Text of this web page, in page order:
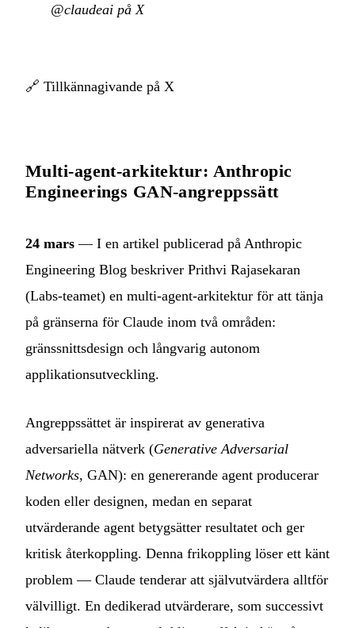
@claudeai på X
🔗 Tillkännagivande på X
Multi-agent-arkitektur: Anthropic
Engineerings GAN-angreppssätt
24 mars — I en artikel publicerad på Anthropic
Engineering Blog beskriver Prithvi Rajasekaran
(Labs-teamet) en multi-agent-arkitektur för att tänja
på gränserna för Claude inom två områden:
gränssnittsdesign och långvarig autonom
applikationsutveckling.
Angreppssättet är inspirerat av generativa
adversariella nätverk (Generative Adversarial
Networks, GAN): en genererande agent producerar
koden eller designen, medan en separat
utvärderande agent betygsätter resultatet och ger
kritisk återkoppling. Denna frikoppling löser ett känt
problem — Claude tenderar att självutvärdera alltför
välvilligt. En dedikerad utvärderare, som successivt